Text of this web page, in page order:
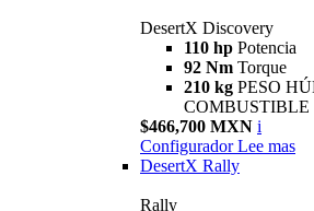
DesertX Discovery
110 hp Potencia
92 Nm Torque
210 kg PESO
COMBUSTIBLE
$466,700 MXN i
Configurador Lee mas
DesertX Rally
Rally